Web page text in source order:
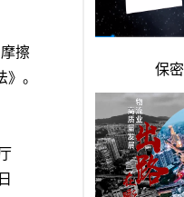
擦
》。
厅